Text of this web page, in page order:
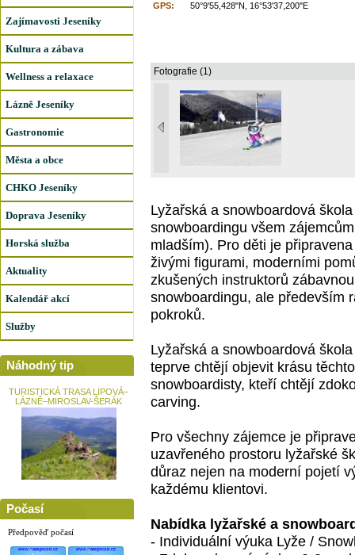
Zajímavosti Jeseníky
Kultura a zábava
Wellness a relaxace
Lázně Jeseníky
Gastronomie
Města a obce
CHKO Jeseníky
Doprava Jeseníky
Horská služba
Aktuality
Kalendář akcí
Služby
Náhodný tip
TURISTICKÁ TRASA LIPOVÁ–
LÁZNĚ–MIROSLAV-ŠERÁK
Počasí
Předpověď počasí
GPS:
50°9'55,428"N, 16°53'37,200"E
Fotografie (1)
Lyžařská a snowboardová
snowboardingu všem
mladším). Pro děti je
živými figurami, moderními
zkušených instruktorů
snowboardingu, ale především
pokroků.
Lyžařská a snowboardová
teprve chtějí objevit krásu
snowboardisty, kteří chtějí
carving.
Pro všechny zájemce je
uzavřeného prostoru lyžařské
důraz nejen na moderní pojetí
každému klientovi.
Nabídka lyžařské a
- Individuální výuka Lyže /